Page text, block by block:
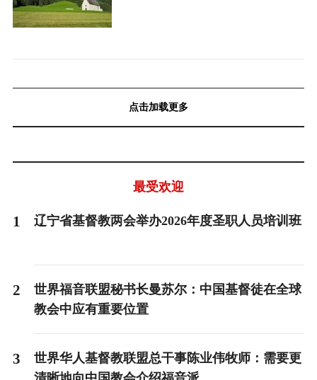
点击加载更多
最受欢迎
1 辽宁省基督教两会举办2026年度圣职人员培训班
2
世界福音联盟秘书长曼苏尔：中国基督徒在全球
教会中应有重要位置
3
世界华人基督教联盟总干事陈业伟牧师：需要更